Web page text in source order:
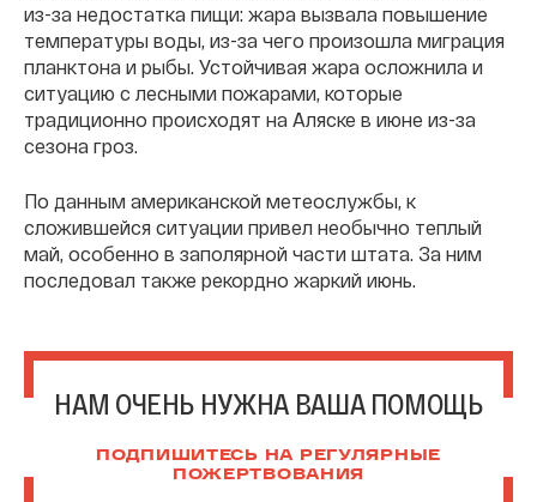
из-за недостатка пищи: жара вызвала повышение
температуры воды, из-за чего произошла миграция
планктона и рыбы. Устойчивая жара осложнила и
ситуацию с лесными пожарами, которые
традиционно происходят на Аляске в июне из-за
сезона гроз.
По данным американской метеослужбы, к
сложившейся ситуации привел необычно теплый
май, особенно в заполярной части штата. За ним
последовал также рекордно жаркий июнь.
НАМ ОЧЕНЬ НУЖНА ВАША ПОМОЩЬ
ПОДПИШИТЕСЬ НА РЕГУЛЯРНЫЕ
ПОЖЕРТВОВАНИЯ